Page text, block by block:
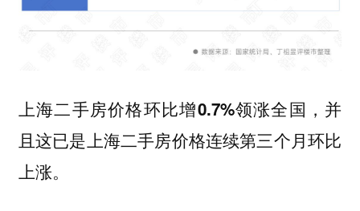
上海二手房价格环比增0.7%领涨全国， 并
且这已是上海二手房价格连续第三个月环比
上涨。